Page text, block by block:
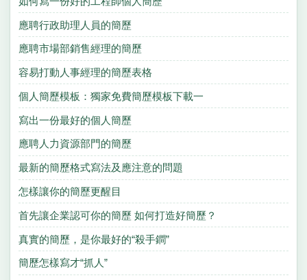
應聘行政助理人員的簡歷
應聘市場部銷售經理的簡歷
容易打動人事經理的簡歷表格
個人簡歷模板：獨家免費簡歷模板下載一
寫出一份最好的個人簡歷
應聘人力資源部門的簡歷
最新的簡歷格式寫法及應注意的問題
怎樣讓你的簡歷更醒目
首先讓企業認可你的簡歷 如何打造好簡歷？
真實的簡歷，是你最好的“殺手鐧”
簡歷怎樣寫才“抓人”